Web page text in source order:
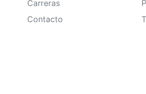
Carreras
Contacto